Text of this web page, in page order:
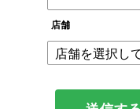
店舗